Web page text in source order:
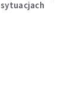
sytuacjach